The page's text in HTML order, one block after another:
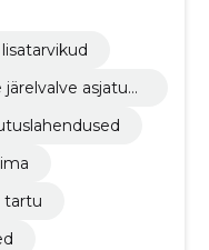
lisatarvikud
asjatun
tehasepools
tartu